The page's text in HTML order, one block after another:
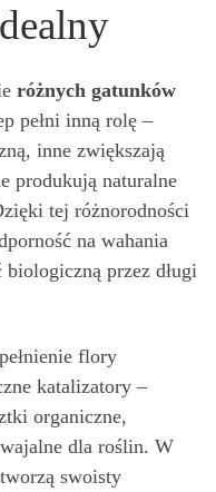
różnych gatunków
pełni inną rolę –
inne zwiększają
produkują naturalne
tej różnorodności
na wahania
przez długi
flory
katalizatory –
organiczne,
dla roślin. W
swoisty